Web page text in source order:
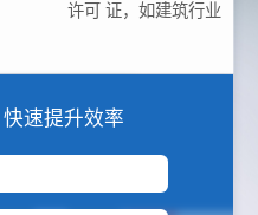
许可 证，如建筑行业
速提升效率